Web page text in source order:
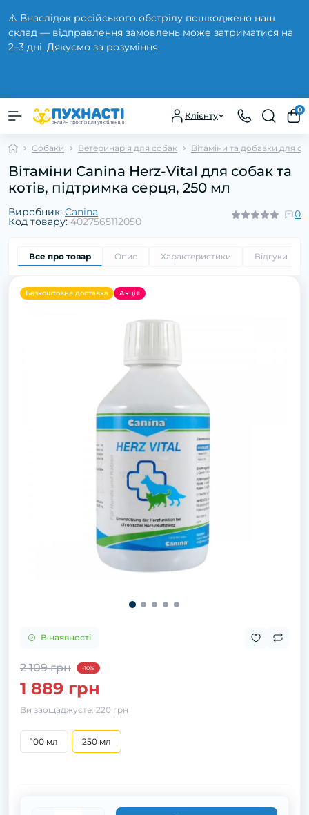
⚠️ Внаслідок російського обстрілу пошкоджено наш
склад — відправлення замовлень може затриматися на
2–3 дні. Дякуємо за розуміння.
Клієнту
0
Собаки Ветеринарія для собак Вітаміни та добавки для
Вітаміни Canina Herz-Vital для собак та
котів, підтримка серця, 250 мл
Виробник: Canina
Код товару: 4027565112050
0
Все про товар Опис Характеристики Відгуки
Безкоштовна доставка Акція
В наявності
2 109 грн -10%
1 889 грн
Ви заощаджуєте: 220 грн
100 мл 250 мл